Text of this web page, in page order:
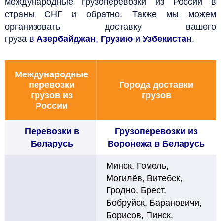
страны СНГ и обратно. Также мы можем
организовать доставку вашего
груза в Азербайджан, Грузию и Узбекистан.
Международные
перевозки
грузов из
России
Города доставки
грузов
Перевозки в
Беларусь
Грузоперевозки из
Воронежа в Беларусь
Минск, Гомель,
Могилёв, Витебск,
Гродно, Брест,
Бобруйск, Барановичи,
Борисов, Пинск,